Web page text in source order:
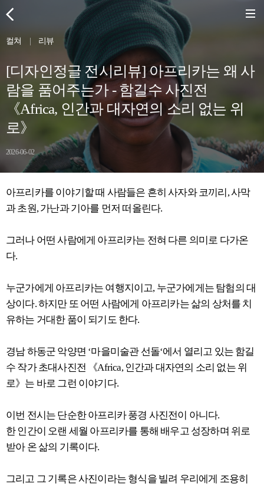
컬쳐 리뷰
[디자인정글 전시리뷰] 아프리카는 왜 사
람을 품어주는가 - 함길수 사진전
《Africa, 인간과 대자연의 소리 없는 위
로》
2026-06-02
아프리카를 이야기할 때 사람들은 흔히 사자와 코끼리, 사막
과 초원, 가난과 기아를 먼저 떠올린다.
그러나 어떤 사람에게 아프리카는 전혀 다른 의미로 다가온
다.
누군가에게 아프리카는 여행지이고, 누군가에게는 탐험의 대
상이다. 하지만 또 어떤 사람에게 아프리카는 삶의 상처를 치
유하는 거대한 품이 되기도 한다.
경남 하동군 악양면 ‘마을미술관 선돌‘에서 열리고 있는 함길
수 작가 초대사진전 《Africa, 인간과 대자연의 소리 없는 위
로》는 바로 그런 이야기다.
이번 전시는 단순한 아프리카 풍경 사진전이 아니다.
한 인간이 오랜 세월 아프리카를 통해 배우고 성장하며 위로
받아 온 삶의 기록이다.
그리고 그 기록은 사진이라는 형식을 빌려 우리에게 조용히